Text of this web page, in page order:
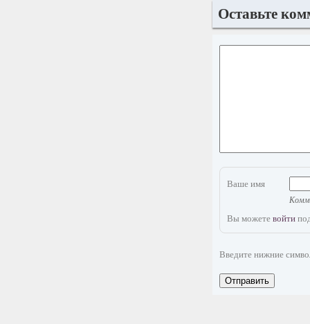
Оставьте
Ваше имя
Вы можете войти
Введите нижние
Отправить